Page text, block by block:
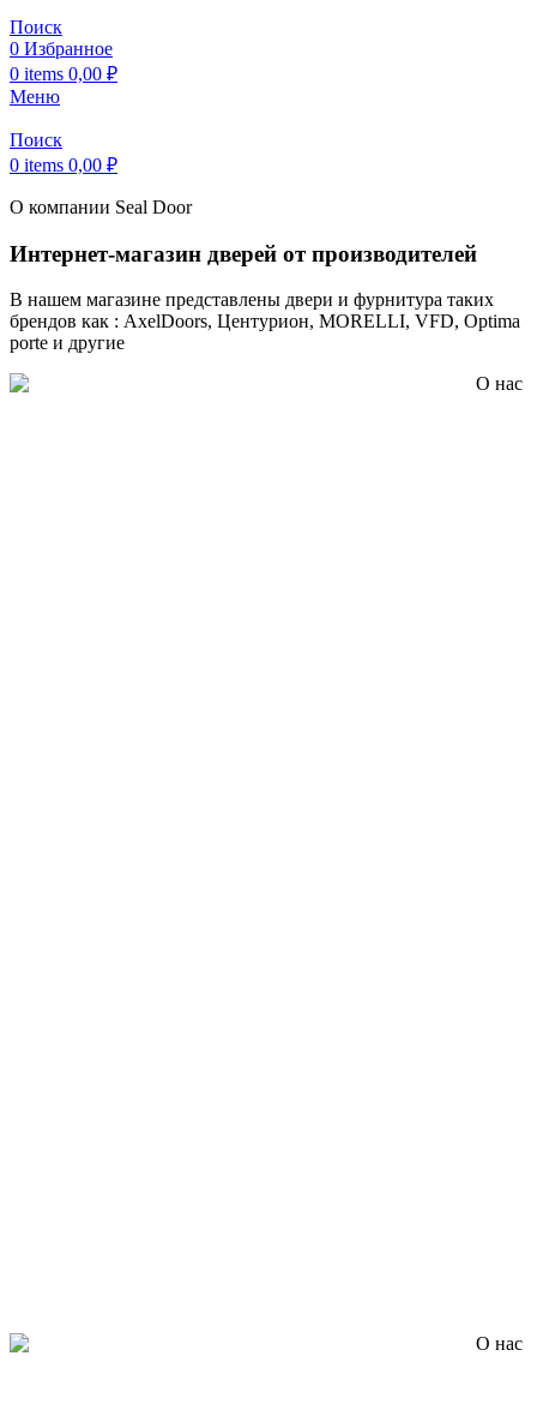
Поиск
0 Избранное
0 items 0,00 ₽
Меню
Поиск
0 items 0,00 ₽
О компании Seal Door
Интернет-магазин дверей от производителей
В нашем магазине представлены двери и фурнитура таких
брендов как : AxelDoors, Центурион, MORELLI, VFD, Optima
porte и другие